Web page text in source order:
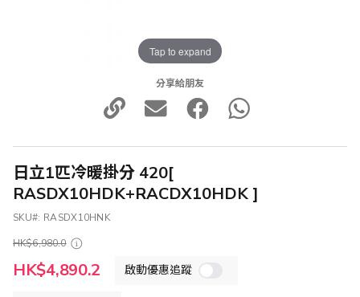
Tap to expand
分享給朋友
日立1匹冷暖掛分 420[
RASDX10HDK+RACDX10HDK ]
SKU
RASDX10HNK
HK$6,980.0
特
殊
HK$4,890.2 啟動優惠追蹤